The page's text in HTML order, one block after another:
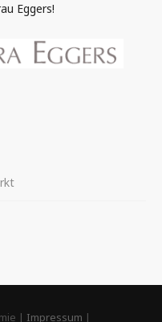
Eggers!
| Impressum |